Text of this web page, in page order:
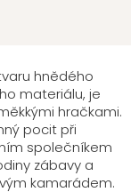
hnědého
materiálu, je
hračkami.
pocit při
společníkem
zábavy a
kamarádem.